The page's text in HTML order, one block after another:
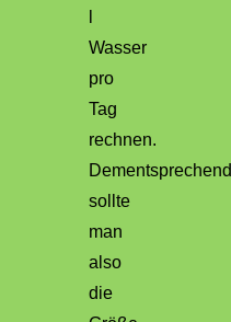
Wasser
pro
Tag
rechnen.
Dementsprechend
sollte
man
also
die